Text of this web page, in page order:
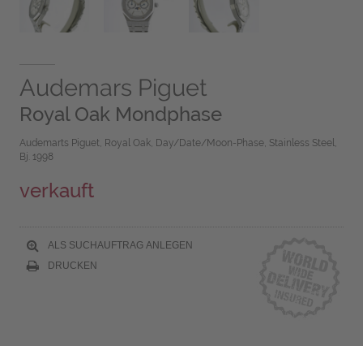
Audemars Piguet
Royal Oak Mondphase
Audemarts Piguet, Royal Oak, Day/Date/Moon-Phase, Stainless Steel,
Bj. 1998
verkauft
ALS SUCHAUFTRAG ANLEGEN
DRUCKEN